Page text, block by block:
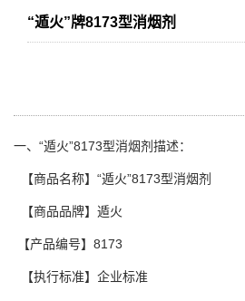
“遁火”牌8173型消烟剂
一、“遁火”8173型消烟剂描述：
【商品名称】“遁火”8173型消烟剂
【商品品牌】遁火
【产品编号】8173
【执行标准】企业标准